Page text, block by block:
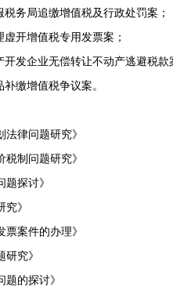
务局追缴增值税及行政处罚案；
开增值税专用发票案；
开发企业无偿转让不动产逃避税款
缴增值税争议案。
法律问题研究》
税制问题研究》
题探讨》
究》
票案件的办理》
研究》
题的探讨》